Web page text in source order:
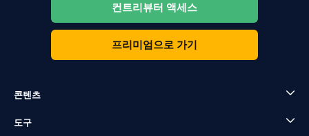
컨트리뷰터 액세스
프리미엄으로 가기
콘텐츠
도구